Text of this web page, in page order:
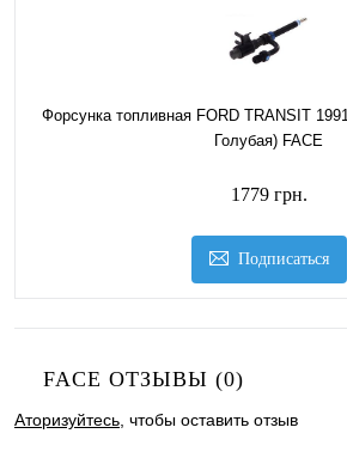
Форсунка топливная FORD TRANSIT
Голубая) FACE
1779 грн.
Подписаться
FACE ОТЗЫВЫ (0)
Аторизуйтесь , чтобы оставить отзыв